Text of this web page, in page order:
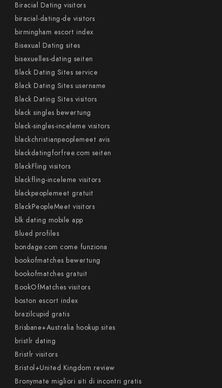
Biracial Dating visitors
biracial-dating-de visitors
birmingham escort index
Bisexual Dating sites
bisexuelles-dating seiten
Black Dating Sites service
Black Dating Sites username
Black Dating Sites visitors
black singles bewertung
black-singles-inceleme visitors
blackchristianpeoplemeet avis
blackdatingforfree.com seiten
BlackFling visitors
blackfling-inceleme visitors
blackpeoplemeet gratuit
BlackPeopleMeet visitors
blk dating mobile app
Blued profiles
bondage.com come funziona
bookofmatches bewertung
bookofmatches gratuit
BookOfMatches visitors
boston escort index
brazilcupid gratis
Brisbane+Australia hookup sites
bristlr dating
Bristlr visitors
Bristol+United Kingdom review
Bronymate migliori siti di incontri gratis